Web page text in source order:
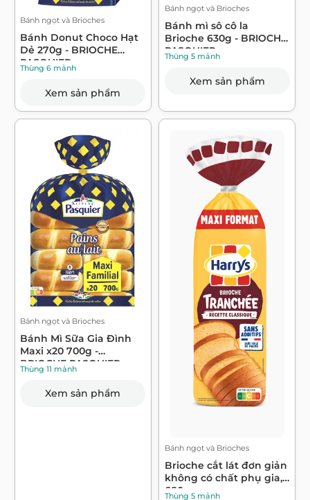
Bánh ngọt và Brioches
Bánh Donut Choco Hạt
Dẻ 270g - BRIOCHE
PASQUIER
Thùng 6 mảnh
Xem sản phẩm
Bánh ngọt và Brioches
Bánh mì sô cô la
Brioche 630g - BRIOCHE
PASQUIER
Thùng 5 mảnh
Xem sản phẩm
Bánh ngọt và Brioches
Bánh Mì Sữa Gia Đình
Maxi x20 700g -
BRIOCHE PASQUIER
Thùng 11 mảnh
Xem sản phẩm
Bánh ngọt và Brioches
Brioche cắt lát đơn giản
không có chất phụ gia,
680g ...
Thùng 5 mảnh